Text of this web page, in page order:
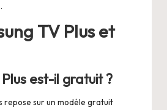
TV Plus et
est-il gratuit ?
repose sur un modèle gratuit